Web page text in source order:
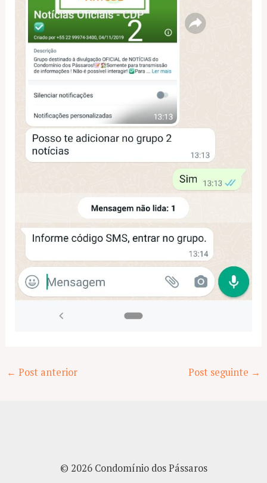
Post
← Post anterior Post seguinte →
© 2026 Condomínio dos Pássaros